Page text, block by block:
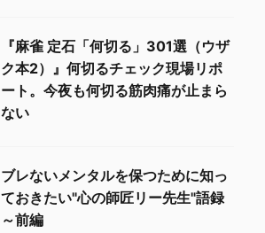
『麻雀 定石「何切る」301選（ウザ
ク本2）』何切るチェック現場リポ
ート。今夜も何切る筋肉痛が止まら
ない
ブレないメンタルを保つために知っ
ておきたい"心の師匠リー先生"語録
～前編